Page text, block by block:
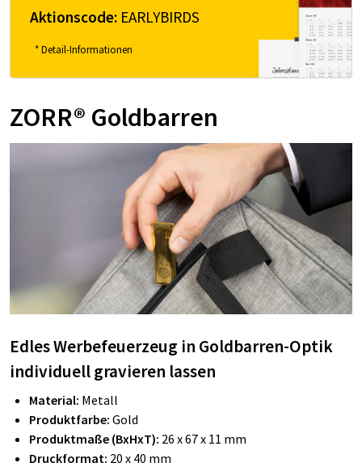
Aktionscode: EARLYBIRDS
* Detail-Informationen
ZORR® Goldbarren
Edles Werbefeuerzeug in Goldbarren-Optik
individuell gravieren lassen
Material: Metall
Produktfarbe: Gold
Produktmaße (BxHxT): 26 x 67 x 11 mm
Druckformat: 20 x 40 mm